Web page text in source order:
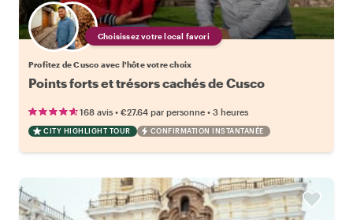
Choisissez votre local favori
Profitez de Cusco avec l'hôte votre choix
Points forts et trésors cachés de Cusco
168 avis • €27.64 par personne • 3 heures
CITY HIGHLIGHT TOUR CONFIRMATION INSTANTANÉE